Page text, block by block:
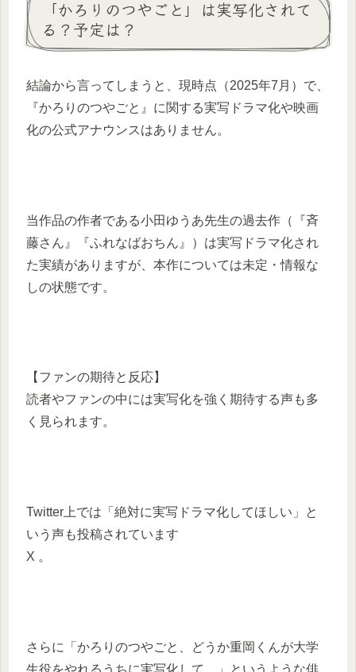
「かろりのつやごと」は実写化されて
る？予定は？
結論から言ってしまうと、現時点（2025年7月）で、
『かろりのつやごと』に関する実写ドラマ化や映画
化の公式アナウンスはありません。
当作品の作者である小田ゆうあ先生の過去作（『斉
藤さん』『ふれなばおちん』）は実写ドラマ化され
た実績がありますが、本作については未定・情報な
しの状態です。
【ファンの期待と反応】
読者やファンの中には実写化を強く期待する声も多
く見られます。
Twitter上では「絶対に実写ドラマ化してほしい」と
いう声も投稿されています
X 。
さらに「かろりのつやごと、どうか重岡くんが大学
生役をやれるうちに実写化して…」というような俳